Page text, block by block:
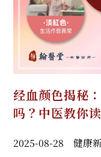
经血颜色揭秘
吗？中医教你
2025-08-28 健康